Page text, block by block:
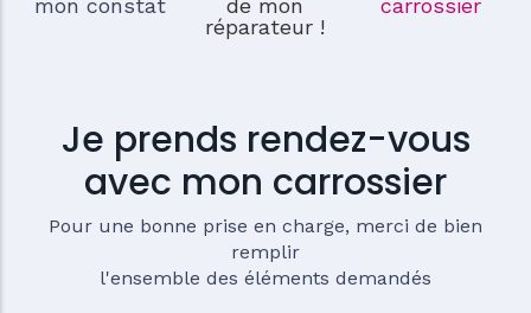
mon constat
de mon
réparateur !
carrossier
Je prends rendez-vous
avec mon carrossier
Pour une bonne prise en charge, merci de bien
remplir
l'ensemble des éléments demandés